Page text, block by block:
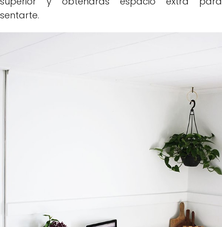
sentarte.